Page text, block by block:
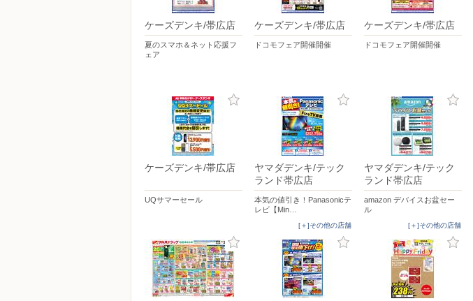
ケーズデンキ/帯広店
夏のスマホ＆ネット応援フ
ェア
ケーズデンキ/帯広店
ドコモフェア開催開催
ケーズデンキ/帯広店
ドコモフェア開催開催
ケーズデンキ/帯広店
UQサマーセール
ヤマダデンキ/テック
ランド帯広店
本気の値引き！Panasonicテ
レビ【Min…
[＋]その他の店舗
ヤマダデンキ/テック
ランド帯広店
amazon デバイスお盆セー
ル
[＋]その他の店舗